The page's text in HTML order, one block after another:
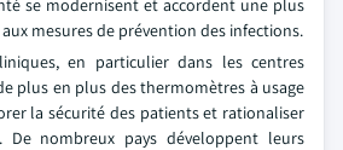
se modernisent et accordent une plus
mesures de prévention des infections.
en particulier dans les centres
plus en plus des thermomètres à usage
la sécurité des patients et rationaliser
nombreux pays développent leurs